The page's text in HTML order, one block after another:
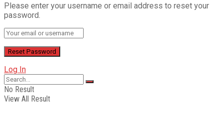
Please enter your username or email address to reset your
password.
Log In
No Result
View All Result